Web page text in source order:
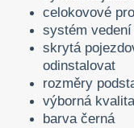
celokovové
systém
skrytá
odinstalovat
rozměry
výborná
barva černá